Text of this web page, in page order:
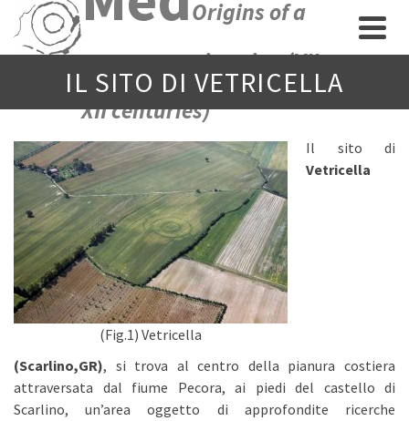
Origins of a
new economic union (VII-
XII centuries)
IL SITO DI VETRICELLA
(Fig.1) Vetricella
Il sito di
Vetricella
(Scarlino,GR), si trova al centro della pianura costiera
attraversata dal fiume Pecora, ai piedi del castello di
Scarlino, un’area oggetto di approfondite ricerche